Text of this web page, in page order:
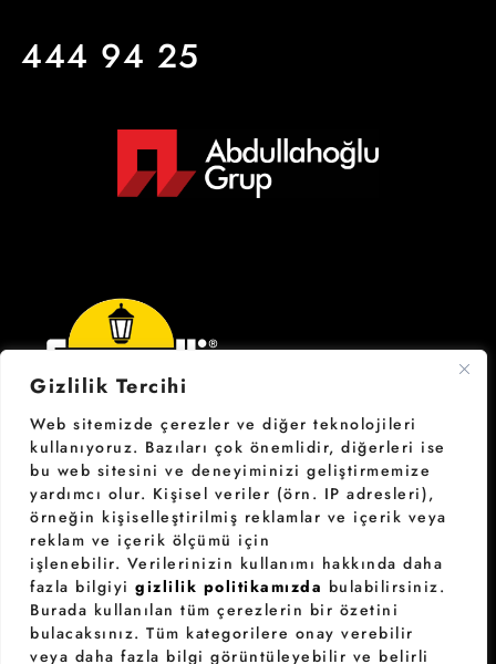
Gizlilik Tercihi
Web sitemizde çerezler ve diğer teknolojileri
kullanıyoruz. Bazıları çok önemlidir, diğerleri ise
bu web sitesini ve deneyiminizi geliştirmemize
yardımcı olur. Kişisel veriler (örn. IP adresleri),
örneğin kişiselleştirilmiş reklamlar ve içerik veya
reklam ve içerik ölçümü için
işlenebilir. Verilerinizin kullanımı hakkında daha
fazla bilgiyi gizlilik politikamızda bulabilirsiniz.
Burada kullanılan tüm çerezlerin bir özetini
bulacaksınız. Tüm kategorilere onay verebilir
veya daha fazla bilgi görüntüleyebilir ve belirli
444 94 25
Fumagalli İletişim;
fumagalli@acklighting.com